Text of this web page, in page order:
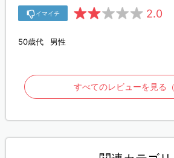
イマイチ 2.0
50歳代 男性
すべてのレビューを見る（